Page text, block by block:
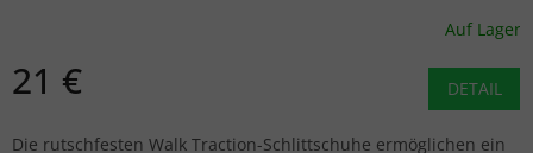
Auf Lager
21 € DETAIL
Die rutschfesten Walk Traction-Schlittschuhe ermöglichen ein